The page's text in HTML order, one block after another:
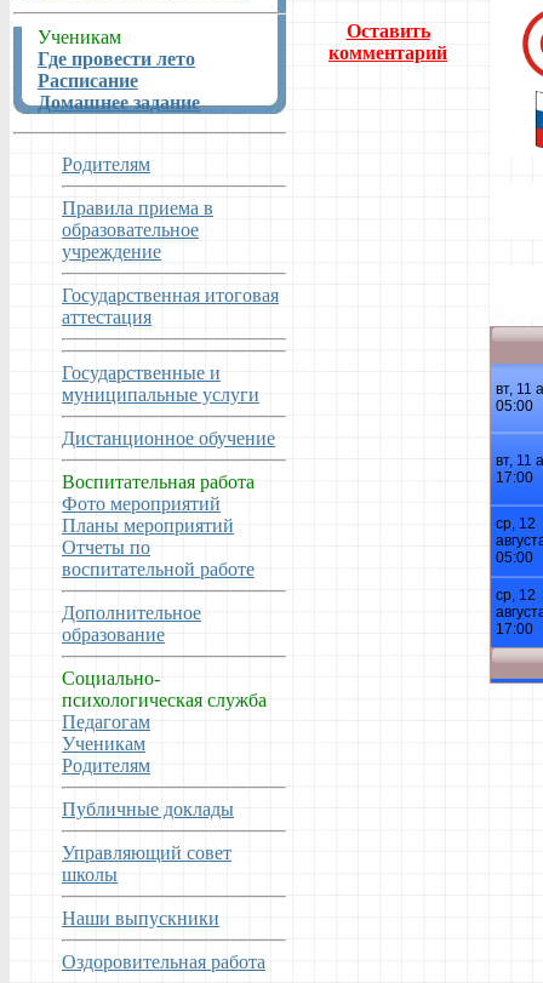
Ученикам
Где провести лето
Расписание
Домашнее задание
Родителям
Правила приема в
образовательное
учреждение
Государственная итоговая
аттестация
Государственные и
муниципальные услуги
Дистанционное обучение
Воспитательная работа
Фото мероприятий
Планы мероприятий
Отчеты по
воспитательной работе
Дополнительное
образование
Социально-
психологическая служба
Педагогам
Ученикам
Родителям
Публичные доклады
Управляющий совет
школы
Наши выпускники
Оздоровительная работа
Оставить
комментарий